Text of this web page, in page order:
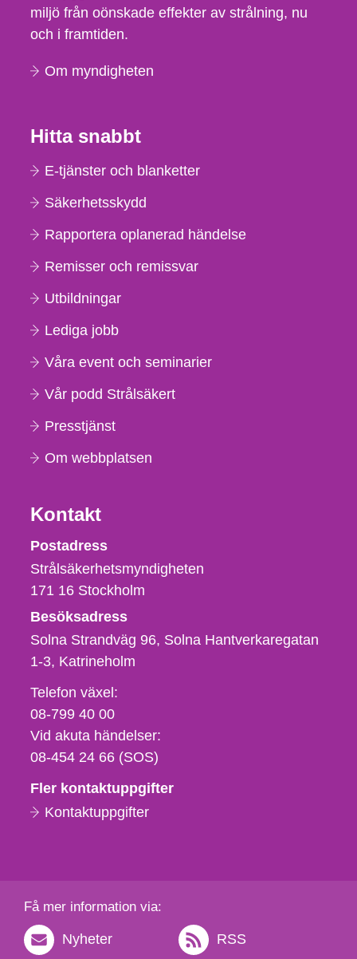
miljö från oönskade effekter av strålning, nu
och i framtiden.
Om myndigheten
Hitta snabbt
E-tjänster och blanketter
Säkerhetsskydd
Rapportera oplanerad händelse
Remisser och remissvar
Utbildningar
Lediga jobb
Våra event och seminarier
Vår podd Strålsäkert
Presstjänst
Om webbplatsen
Kontakt
Strålsäkerhetsmyndigheten
Postadress
Strålsäkerhetsmyndigheten
171 16 Stockholm
Besöksadress
Solna Strandväg 96, Solna Hantverkaregatan
1-3 Katrineholm
Telefon,
fax
och
e-
Telefon växel:
08-799 40 00
Vid akuta händelser:
08-454 24 66 (SOS)
Fler kontaktuppgifter
Kontaktuppgifter
Få mer information via:
Nyheter RSS